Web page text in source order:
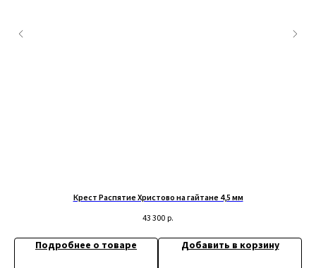
Крест Распятие Христово на гайтане 4,5 мм
43 300 р.
Подробнее о товаре Добавить в корзину
Сайт разработан - @bogoduhovilya
© 2019-2026 Русские Мастерские